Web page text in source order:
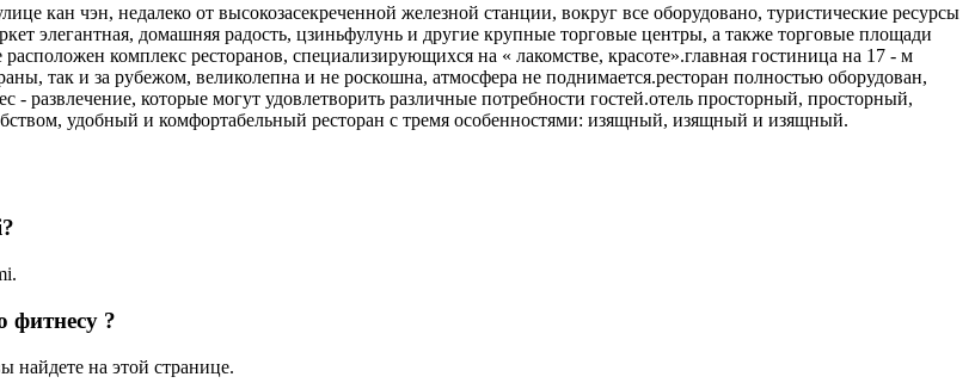
кан чэн, недалеко от высокозасекреченной железной станции, вокруг все оборудовано, туристические ресурсы
элегантная, домашняя радость, цзиньфулунь и другие крупные торговые центры, а также торговые площади
комплекс ресторанов, специализирующихся на « лакомстве, красоте».главная гостиница на 17 - м
так и за рубежом, великолепна и не роскошна, атмосфера не поднимается.ресторан полностью оборудован,
развлечение, которые могут удовлетворить различные потребности гостей.отель просторный, просторный,
удобный и комфортабельный ресторан с тремя особенностями: изящный, изящный и изящный.
фитнесу ?
найдете на этой странице.